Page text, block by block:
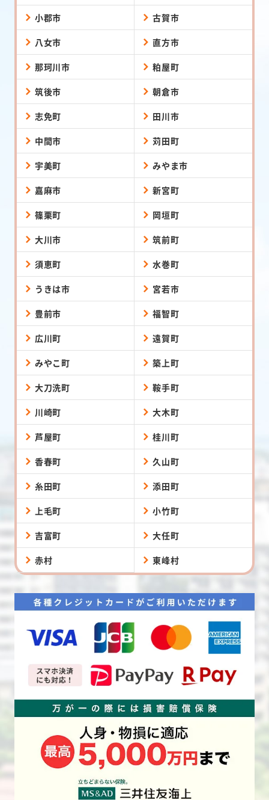
小郡市 古賀市
八女市 直方市
那珂川市 粕屋町
筑後市 朝倉市
志免町 田川市
中間市 苅田町
宇美町 みやま市
嘉麻市 新宮町
篠栗町 岡垣町
大川市 筑前町
須恵町 水巻町
うきは市 宮若市
豊前市 福智町
広川町 遠賀町
みやこ町 築上町
大刀洗町 鞍手町
川崎町 大木町
芦屋町 桂川町
香春町 久山町
糸田町 添田町
上毛町 小竹町
吉富町 大任町
赤村 東峰村